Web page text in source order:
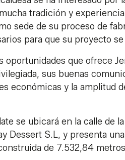
tradición y
sede de su proceso de
para que su proyecto
oportunidades que ofrece
sus buenas
económicas y la amplitud
se ubicará en la calle de
Dessert S.L, y presenta
de 7.532,84